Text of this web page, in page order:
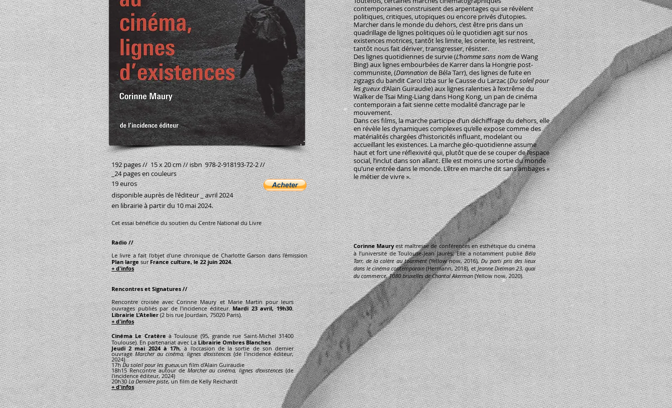
192 pages // 15 x 20 cm // isbn 978-2-918193-72-2 //
_24 pages en couleurs
19 euros
disponible auprès de l'éditeur _ avril 2024
en librairie à partir du 10 mai 2024.
Cet essai bénéficie du soutien du Centre National du Livre
Rencontres et Signatures //
Rencontre croisée avec Corinne Maury et Marie Martin pour leurs
ouvrages publiés par de l'incidence éditeur.Mardi 23 avril, 19h30.
Librairie L'Atelier(2 bis rue Jourdain, 75020 Paris).
+ d'infos
Radio //
Le livre a fait l'objet d'une chronique de Charlotte Garson dans l'émission
Plan largesurFrance culture, le 22 juin 2024.
+ d'infos
contemporaines construisent des arpentages qui se révèlent
politiques, critiques, utopiques ou encore privés d’utopies.
Marcher dans le monde du dehors, c’est être pris dans un
quadrillage de lignes politiques où le quotidien agit sur nos
existences motrices, tantôt les limite, les oriente, les restreint,
tantôt nous fait dériver, transgresser, résister.
Des lignes quotidiennes de survie (L’homme sans nomde Wang
Bing) aux lignes embourbées de Karrer dans la Hongrie post-
communiste, (Damnationde Béla Tarr), des lignes de fuite en
zigzags du bandit Carol Izba sur le Causse du Larzac (Du soleil pour
les gueuxd’Alain Guiraudie) aux lignes ralenties à l’extrême du
Walker de Tsai Ming-Liang dans Hong Kong, un pan de cinéma
contemporain a fait sienne cette modalité d’ancrage par le
mouvement.
Dans ces films, la marche participe d’un déchiffrage du dehors, elle
en révèle les dynamiques complexes qu’elle expose comme des
matérialités chargées d’historicités influant, modelant ou
accueillant les existences. La marche géo-quotidienne assume
haut et fort une réflexivité qui, plutôt que de se couper de l’espace
social, l’inclut dans son allant. Elle est moins une sortie du monde
qu’une entrée dans le monde. L’être en marche dit sans ambages «
le métier de vivre ».
Corinne Maury est maîtresse de conférences en esthétique du cinéma
à l’université de Toulouse-Jean Jaurès. Elle a notamment publiéBéla
Tarr, de la colère au tourment (Yellow now, 2016),Du parti pris des lieux
dans le cinéma contemporain(Hermann, 2018), etJeanne Dielman 23, quai
du commerce, 1080 bruxelles de Chantal Akerman(Yellow now, 2020).
Cinéma Le Cratèreà Toulouse (95, grande rue Saint-Michel 31400
Toulouse). En partenariat avec LaLibrairie Ombres Blanches
Jeudi 2 mai 2024 à 17h, à l'occasion de la sortie de son dernier
ouvrageMarcher au cinéma, lignes d'existences(de l'incidence éditeur,
2024)
17hDu soleil pour les gueux,un film d'Alain Guiraudie
18h15 Rencontre autour deMarcher au cinéma, lignes d'existences(de
l'incidence éditeur, 2024)
20h30La Dernière piste, un film de Kelly Reichardt
+ d'infos